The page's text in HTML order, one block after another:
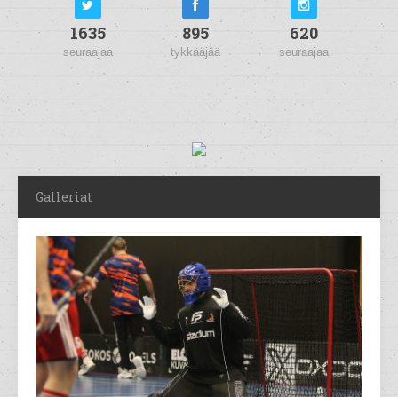
1635
seuraajaa
895
tykkääjää
620
seuraajaa
Galleriat